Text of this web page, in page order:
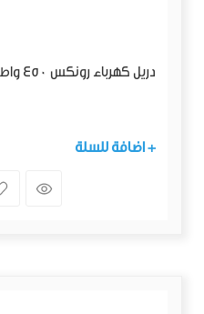
دريل كهرباء رونكس 450 واط جوزة عادي 10 ملم
+ اضافة للسلة